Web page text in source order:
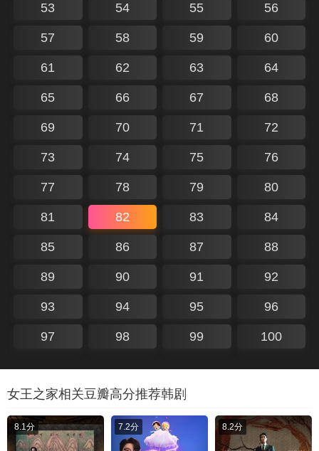
53 54 55 56
57 58 59 60
61 62 63 64
65 66 67 68
69 70 71 72
73 74 75 76
77 78 79 80
81 82 83 84
85 86 87 88
89 90 91 92
93 94 95 96
97 98 99 100
女王之家相关豆瓣高分推荐韩剧
8.1分 7.2分 8.2分